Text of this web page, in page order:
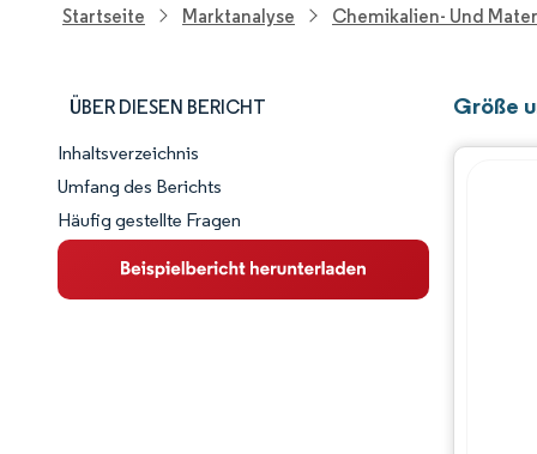
Startseite Marktanalyse Chemikalien- Und
ÜBER DIESEN BERICHT
Marktschnappschuss
Marktübersicht
Wichtige Markttrends
Inhaltsverzeichnis
Umfang des Berichts
Häufig gestellte Fragen
Größe